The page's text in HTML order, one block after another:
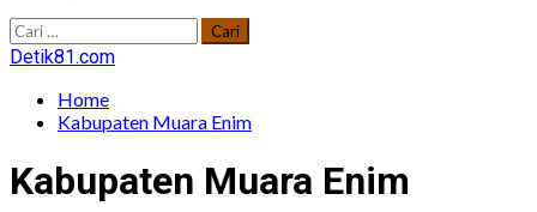
Cari
untuk:
Detik81.com
Home
Kabupaten Muara Enim
Kabupaten Muara Enim